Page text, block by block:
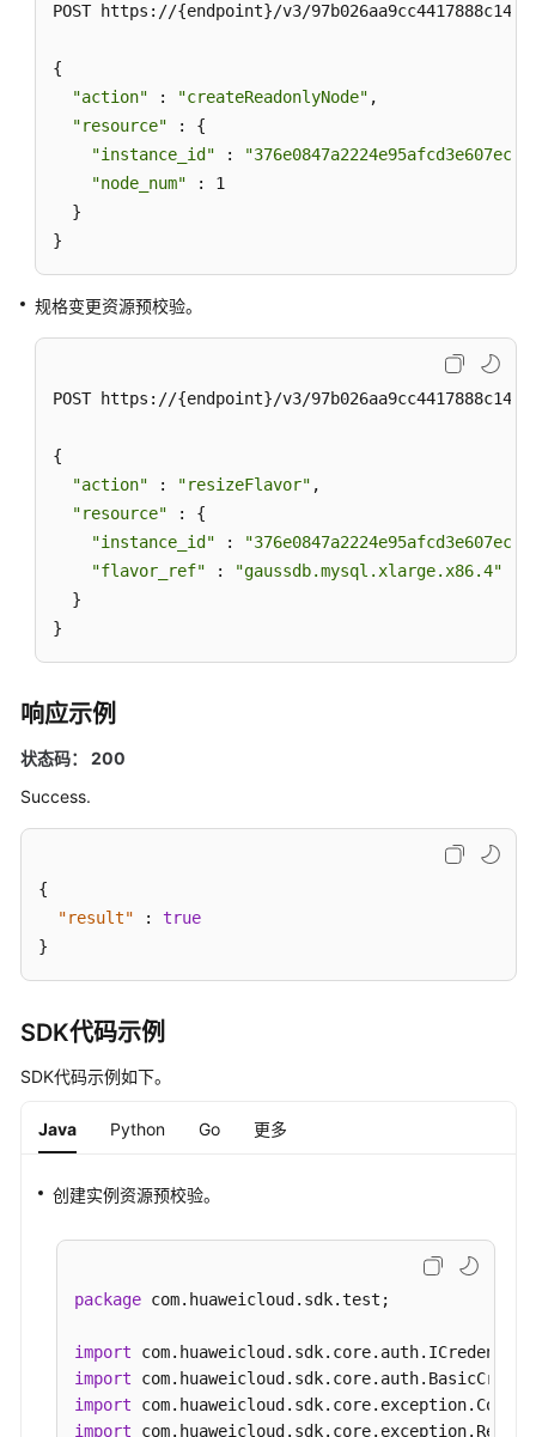
自
动
变
配-
预
校
CheckResource
询
查
详
查
实
详
ListGaussMySqlInstanceDetailInfoUnifyStatus
设
站
略-
SetRecyclePolicy
POST https://{endpoint}/v3/
{
"action" : "createReadonlyNode" ,
"resource" : {
"instance_id" :
"node_num" : 1
  }
}
规格变更资源预校验。
POST https://{endpoint}/v3/
{
"action" : "resizeFlavor" ,
"resource" : {
"instance_id" :
"flavor_ref" :
"gaussdb.mysql.xlarge.x86.4"
  }
}
响应示例
状态码： 200
Success.
{
"result"
:
true
}
SDK代码示例
SDK代码示例如下。
Java Python Go 更多
创建实例资源预校验。
package com.huaweicloud.sdk.test;
import
import
import
import